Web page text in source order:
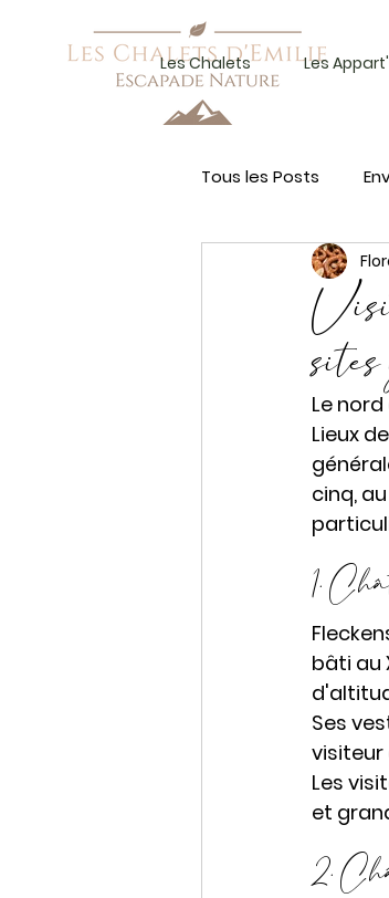
Les Chalets Les
Tous les Posts
Le
Lieux
cinq,
1.
bâti au
Ses
visiteur
Les
et
2.